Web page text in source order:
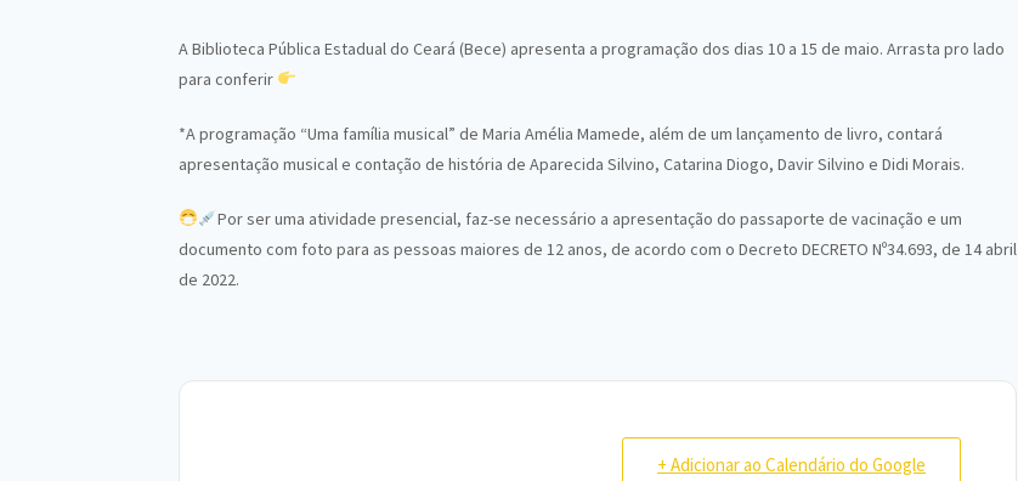
A Biblioteca Pública Estadual do Ceará (Bece) apresenta a programação dos dias 10 a 15 de maio. Arrasta pro lado
para conferir
*A programação “Uma família musical” de Maria Amélia Mamede, além de um lançamento de livro, contará
apresentação musical e contação de história de Aparecida Silvino, Catarina Diogo, Davir Silvino e Didi Morais.
Por ser uma atividade presencial, faz-se necessário a apresentação do passaporte de vacinação e um
documento com foto para as pessoas maiores de 12 anos, de acordo com o Decreto DECRETO Nº34.693, de 14 abril
de 2022.
+ Adicionar ao Calendário do Google